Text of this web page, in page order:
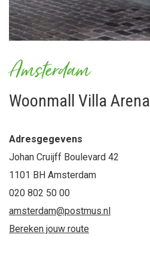
Amsterdam
Woonmall Villa Arena
Adresgegevens
Johan Cruijff Boulevard 42
1101 BH Amsterdam
020 802 50 00
amsterdam@postmus.nl
Bereken jouw route